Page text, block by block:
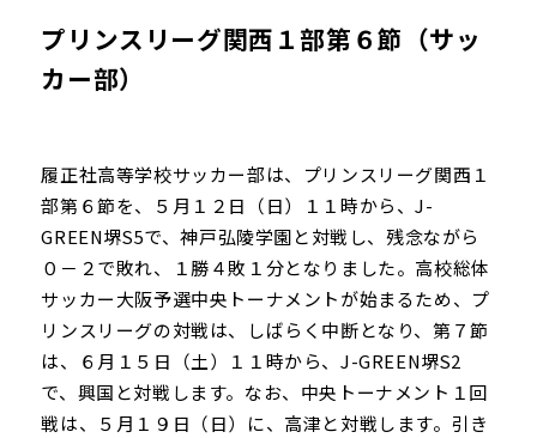
プリンスリーグ関西１部第６節（サッ
カー部）
履正社高等学校サッカー部は、プリンスリーグ関西１
部第６節を、５月１２日（日）１１時から、J-
GREEN堺S5で、神戸弘陵学園と対戦し、残念ながら
０－２で敗れ、１勝４敗１分となりました。高校総体
サッカー大阪予選中央トーナメントが始まるため、プ
リンスリーグの対戦は、しばらく中断となり、第７節
は、６月１５日（土）１１時から、J-GREEN堺S2
で、興国と対戦します。なお、中央トーナメント１回
戦は、５月１９日（日）に、高津と対戦します。 引き